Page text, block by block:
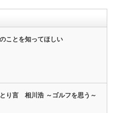
ことを知ってほしい
り言 相川浩 ～ゴルフを思う～